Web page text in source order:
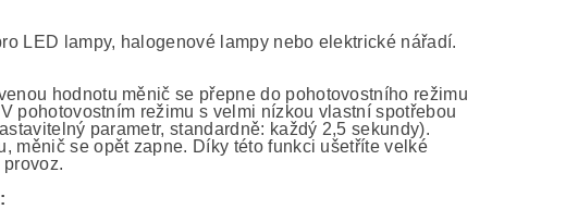
LED lampy, halogenové lampy nebo elektrické nářadí.
hodnotu měnič se přepne do pohotovostního režimu
pohotovostním režimu s velmi nízkou vlastní spotřebou
parametr, standardně: každý 2,5 sekundy).
měnič se opět zapne. Díky této funkci ušetříte velké